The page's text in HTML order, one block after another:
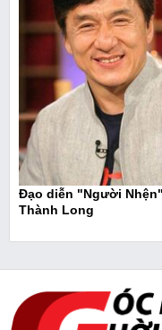
Đạo diễn "Người
Thành Long